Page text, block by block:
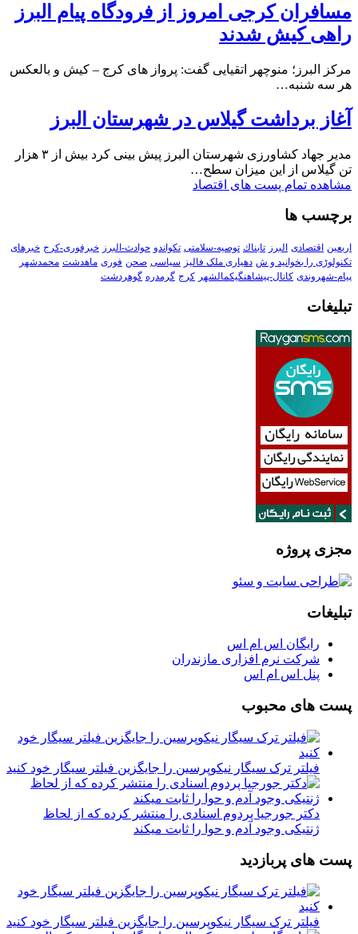
مسافران کرجی امروز از فرودگاه پیام البرز
راهی کیش شدند
مرکز البرز؛ منوچهر اتقیایی گفت: پرواز های کرج – کیش و بالعکس
هر سه شنبه…
آغاز برداشت گیلاس در شهرستان البرز
مدیر جهاد کشاورزی شهرستان البرز پیش بینی کرد بیش از ۳ هزار
تن گیلاس از این میزان سطح…
مشاهده تمام پست های اقتصاد
برچسب ها
اربعین اقتصادی البرز تابناك توصیه-سلامتی تکواندو حوادث-البرز خبرفوری-کرج خبرهای
تکنولوڑی را بخوانید و ش دهیاری ملک فالیز سیاسی صحن فوری ماهدشت محمدشهر
پیام-شهروندی کانال-پیشاهنگیکمالشهر کرج گرمدره گوهردشت
تبلیغات
مجزی پروژه
تبلیغات
رایگان اس ام اس
شرکت نرم افزاری مازندران
پنل اس ام اس
پست های محبوب
فیلتر ترک سیگار نیکوپرسین را جایگزین فیلتر سیگار خود کنید
دکتر جورجیا پردوم اسنادی را منتشر کرده که از لحاظ
ژنتیکی وجود آدم و حوا را ثابت میکند
پست های پربازدید
فیلتر ترک سیگار نیکوپرسین را جایگزین فیلتر سیگار خود کنید